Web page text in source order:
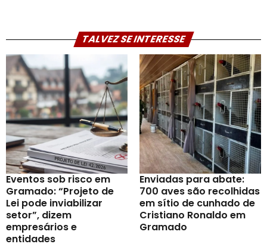
TALVEZ SE INTERESSE
Eventos sob risco em
Gramado: “Projeto de
Lei pode inviabilizar
setor”, dizem
empresários e
entidades
Enviadas para abate:
700 aves são recolhidas
em sítio de cunhado de
Cristiano Ronaldo em
Gramado